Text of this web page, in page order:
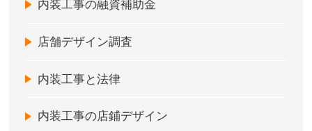
内装工事の融資補助金
店舗デザイン調査
内装工事と法律
内装工事の店鋪デザイン